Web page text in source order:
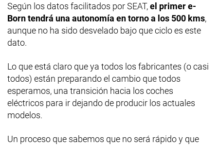
Según los datos facilitados por SEAT,el primer e-
Born tendrá una autonomía en torno a los 500 kms,
aunque no ha sido desvelado bajo que ciclo es este
dato.
Lo que está claro que ya todos los fabricantes (o casi
todos) están preparando el cambio que todos
esperamos, una transición hacia los coches
eléctricos para ir dejando de producir los actuales
modelos.
Un proceso que sabemos que no será rápido y que